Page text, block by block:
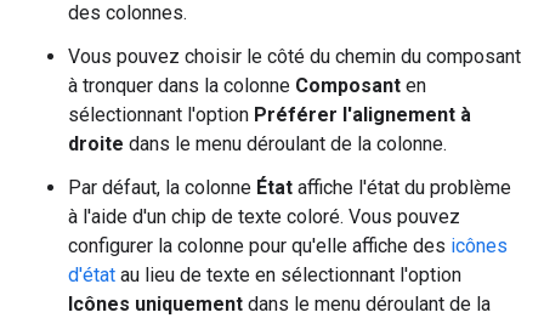
des colonnes.
Vous pouvez choisir le côté du chemin du composant
à tronquer dans la colonne Composant en
sélectionnant l'option Préférer l'alignement à
droite dans le menu déroulant de la colonne.
Par défaut, la colonne État affiche l'état du problème
à l'aide d'un chip de texte coloré. Vous pouvez
configurer la colonne pour qu'elle affiche des icônes
d'état au lieu de texte en sélectionnant l'option
Icônes uniquement dans le menu déroulant de la